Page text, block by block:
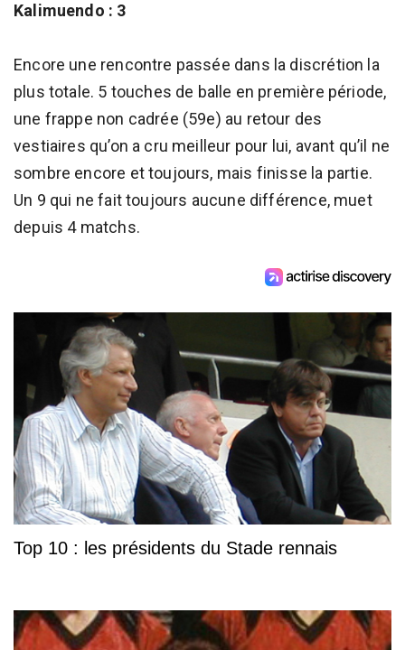
Kalimuendo : 3
Encore une rencontre passée dans la discrétion la
plus totale. 5 touches de balle en première période,
une frappe non cadrée (59e) au retour des
vestiaires qu’on a cru meilleur pour lui, avant qu’il ne
sombre encore et toujours, mais finisse la partie.
Un 9 qui ne fait toujours aucune différence, muet
depuis 4 matchs.
Top 10 : les présidents du Stade rennais